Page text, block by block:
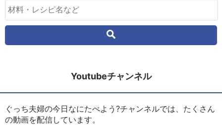
Youtubeチャンネル
ぐっち夫婦の今日なにたべよう?チャンネルでは、たくさん
の動画を配信しています。